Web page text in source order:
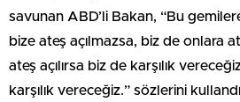
savunan ABD’li Bakan, “Bu
bize ateş açılmazsa, biz de onlara
ateş açılırsa biz de karşılık
karşılık vereceğiz.” sözlerini